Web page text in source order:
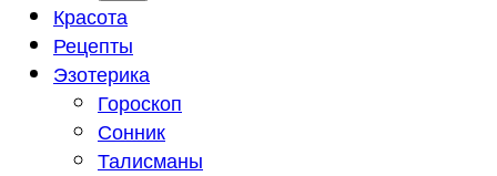
Красота
Рецепты
Эзотерика
Гороскоп
Сонник
Талисманы